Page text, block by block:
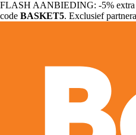
FLASH AANBIEDING: -5% extra
code BASKET5. Exclusief